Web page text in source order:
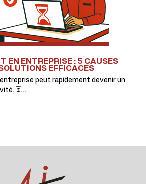
EN ENTREPRISE : 5 CAUSES
EFFICACES
peut rapidement devenir un
⏳…